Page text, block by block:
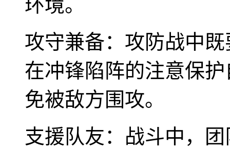
环境。
攻守兼备：攻防战中
在冲锋陷阵的注意保
免被敌方围攻。
支援队友：战斗中，